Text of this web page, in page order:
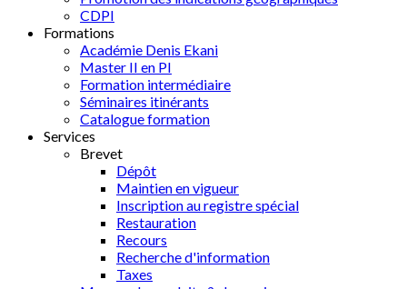
CDPI
Formations
Académie Denis Ekani
Master II en PI
Formation intermédiaire
Séminaires itinérants
Catalogue formation
Services
Brevet
Dépôt
Maintien en vigueur
Inscription au registre spécial
Restauration
Recours
Recherche d'information
Taxes